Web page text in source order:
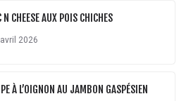
N CHEESE AUX POIS CHICHES
2026
À L’OIGNON AU JAMBON GASPÉSIEN